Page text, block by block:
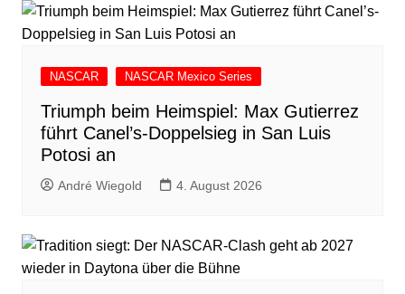
NASCAR NASCAR Mexico Series
Triumph beim Heimspiel: Max Gutierrez
führt Canel’s-Doppelsieg in San Luis
Potosi an
André Wiegold 4. August 2026